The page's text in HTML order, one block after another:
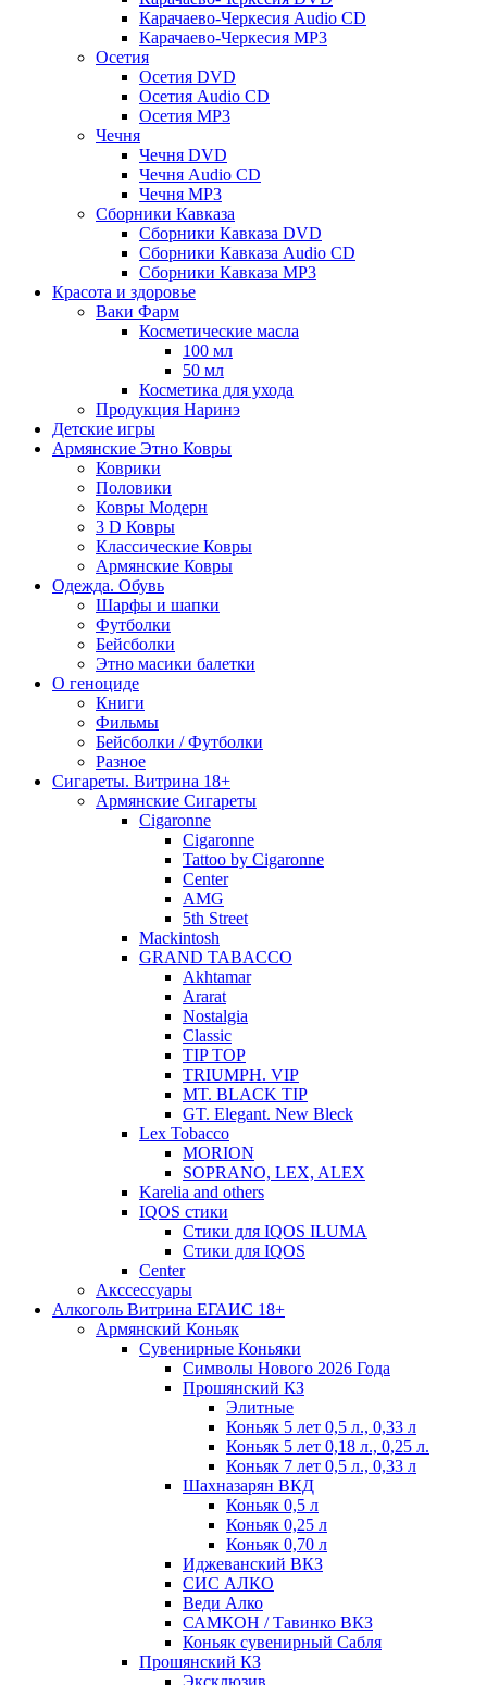
Карачаево-Черкесия Audio CD
Карачаево-Черкесия MP3
Осетия
Осетия DVD
Осетия Audio CD
Осетия MP3
Чечня
Чечня DVD
Чечня Audio CD
Чечня MP3
Сборники Кавказа
Сборники Кавказа DVD
Сборники Кавказа Audio CD
Сборники Кавказа MP3
Красота и здоровье
Ваки Фарм
Косметические масла
100 мл
50 мл
Косметика для ухода
Продукция Наринэ
Детские игры
Армянские Этно Ковры
Коврики
Половики
Ковры Модерн
3 D Ковры
Классические Ковры
Армянские Ковры
Одежда. Обувь
Шарфы и шапки
Футболки
Бейсболки
Этно масики балетки
О геноциде
Книги
Фильмы
Бейсболки / Футболки
Разное
Сигареты. Витрина 18+
Армянские Сигареты
Cigaronne
Cigaronne
Tattoo by Cigaronne
Center
AMG
5th Street
Mackintosh
GRAND TABACCO
Akhtamar
Ararat
Nostalgia
Classic
TIP TOP
TRIUMPH. VIP
MT. BLACK TIP
GT. Elegant. New Bleck
Lex Tobacco
MORION
SOPRANO, LEX, ALEX
Karelia and others
IQOS стики
Стики для IQOS ILUMA
Стики для IQOS
Сenter
Акссессуары
Алкоголь Витрина ЕГАИС 18+
Армянский Коньяк
Сувенирные Коньяки
Символы Нового 2026 Года
Прошянский КЗ
Элитные
Коньяк 5 лет 0,5 л., 0,33 л
Коньяк 5 лет 0,18 л., 0,25 л.
Коньяк 7 лет 0,5 л., 0,33 л
Шахназарян ВКД
Коньяк 0,5 л
Коньяк 0,25 л
Коньяк 0,70 л
Иджеванский ВКЗ
СИС АЛКО
Веди Алко
САМКОН / Тавинко ВКЗ
Коньяк сувенирный Сабля
Прошянский КЗ
Эксклюзив